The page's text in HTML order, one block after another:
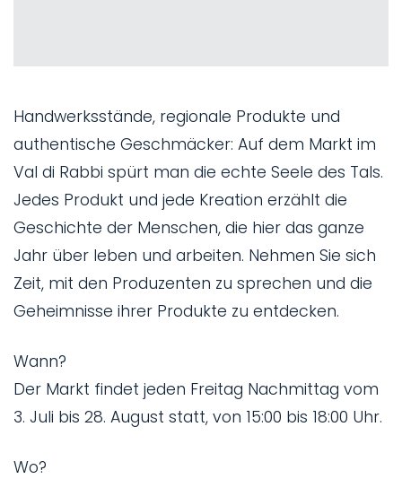
Handwerksstände, regionale Produkte und
authentische Geschmäcker: Auf dem Markt im
Val di Rabbi spürt man die echte Seele des Tals.
Jedes Produkt und jede Kreation erzählt die
Geschichte der Menschen, die hier das ganze
Jahr über leben und arbeiten. Nehmen Sie sich
Zeit, mit den Produzenten zu sprechen und die
Geheimnisse ihrer Produkte zu entdecken.
Wann?
Der Markt findet jeden Freitag Nachmittag vom
3. Juli bis 28. August statt, von 15:00 bis 18:00 Uhr.
Wo?